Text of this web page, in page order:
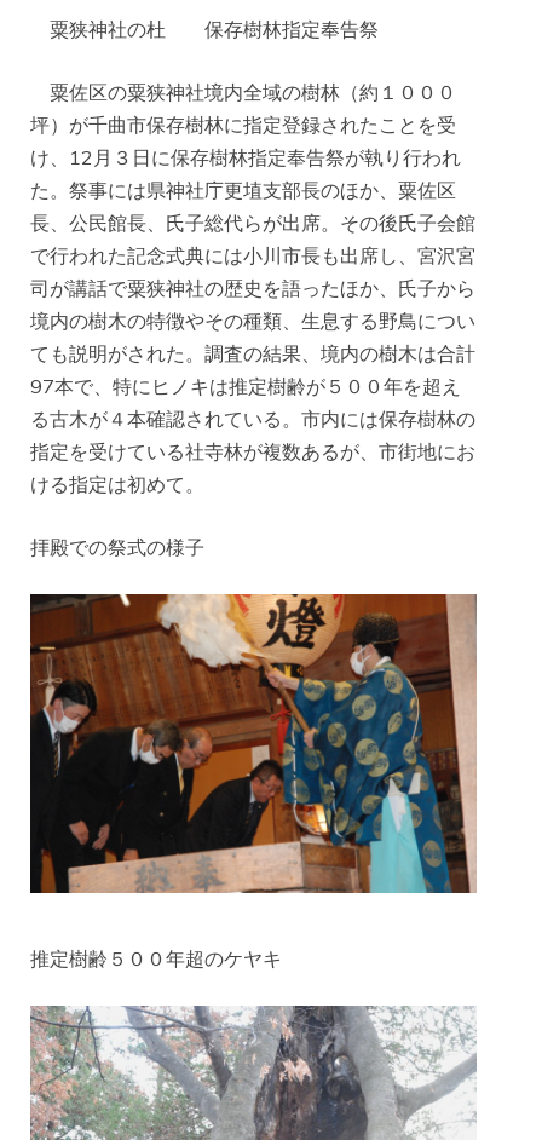
粟狭神社の杜 保存樹林指定奉告祭
粟佐区の粟狭神社境内全域の樹林（約１０００
坪）が千曲市保存樹林に指定登録されたことを受
け、12月３日に保存樹林指定奉告祭が執り行われ
た。祭事には県神社庁更埴支部長のほか、粟佐区
長、公民館長、氏子総代らが出席。その後氏子会館
で行われた記念式典には小川市長も出席し、宮沢宮
司が講話で粟狭神社の歴史を語ったほか、氏子から
境内の樹木の特徴やその種類、生息する野鳥につい
ても説明がされた。調査の結果、境内の樹木は合計
97本で、特にヒノキは推定樹齢が５００年を超え
る古木が４本確認されている。市内には保存樹林の
指定を受けている社寺林が複数あるが、市街地にお
ける指定は初めて。
拝殿での祭式の様子
推定樹齢５００年超のケヤキ